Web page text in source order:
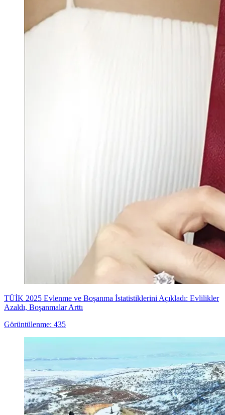
TÜİK 2025 Evlenme ve Boşanma İstatistiklerini Açıkladı: Evlilikler
Azaldı, Boşanmalar Arttı
Görüntülenme: 435